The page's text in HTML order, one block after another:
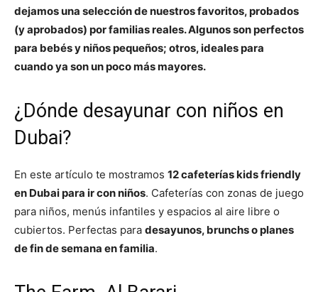
dejamos una selección de nuestros favoritos, probados
(y aprobados) por familias reales. Algunos son perfectos
para bebés y niños pequeños; otros, ideales para
cuando ya son un poco más mayores.
¿Dónde desayunar con niños en
Dubai?
En este artículo te mostramos 12 cafeterías kids friendly
en Dubai para ir con niños. Cafeterías con zonas de juego
para niños, menús infantiles y espacios al aire libre o
cubiertos. Perfectas para desayunos, brunchs o planes
de fin de semana en familia.